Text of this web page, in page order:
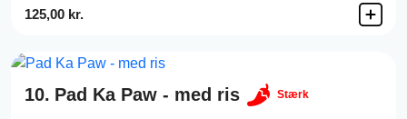
125,00 kr.
10. Pad Ka Paw - med ris Stærk